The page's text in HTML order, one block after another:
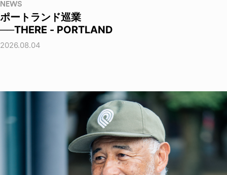
NEWS
ポートランド巡業
──THERE - PORTLAND
2026.08.04